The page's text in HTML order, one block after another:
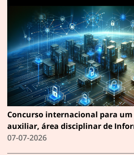
Concurso internacional para
auxiliar, área disciplinar de
07-07-2026